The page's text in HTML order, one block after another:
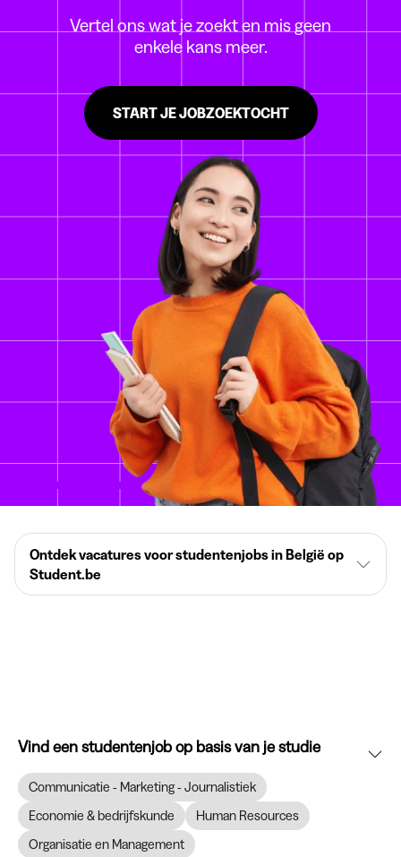
Vertel ons wat je zoekt en mis geen
enkele kans meer.
START JE JOBZOEKTOCHT
Ontdek vacatures voor studentenjobs in België op
Student.be
Vind een studentenjob op basis van je studie
Communicatie - Marketing - Journalistiek
Economie & bedrijfskunde
Human Resources
Organisatie en Management